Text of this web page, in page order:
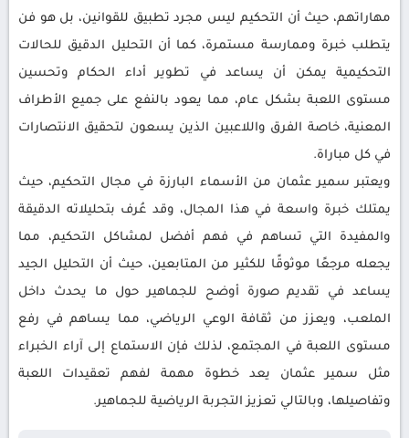
مهاراتهم، حيث أن التحكيم ليس مجرد تطبيق للقوانين، بل هو فن
يتطلب خبرة وممارسة مستمرة، كما أن التحليل الدقيق للحالات
التحكيمية يمكن أن يساعد في تطوير أداء الحكام وتحسين
مستوى اللعبة بشكل عام، مما يعود بالنفع على جميع الأطراف
المعنية، خاصة الفرق واللاعبين الذين يسعون لتحقيق الانتصارات
في كل مباراة.
ويعتبر سمير عثمان من الأسماء البارزة في مجال التحكيم، حيث
يمتلك خبرة واسعة في هذا المجال، وقد عُرف بتحليلاته الدقيقة
والمفيدة التي تساهم في فهم أفضل لمشاكل التحكيم، مما
يجعله مرجعًا موثوقًا للكثير من المتابعين، حيث أن التحليل الجيد
يساعد في تقديم صورة أوضح للجماهير حول ما يحدث داخل
الملعب، ويعزز من ثقافة الوعي الرياضي، مما يساهم في رفع
مستوى اللعبة في المجتمع، لذلك فإن الاستماع إلى آراء الخبراء
مثل سمير عثمان يعد خطوة مهمة لفهم تعقيدات اللعبة
وتفاصيلها، وبالتالي تعزيز التجربة الرياضية للجماهير.